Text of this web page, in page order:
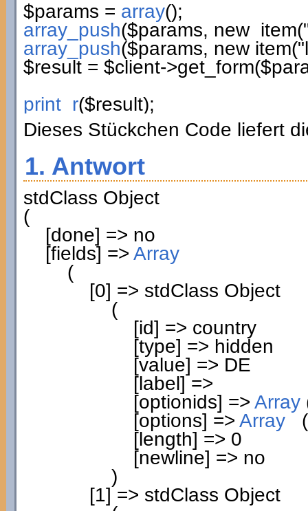
$params = array();
array_push($params, newitem(
array_push($params, newitem(
$result= $client->get_form(
print_r($result);
Dieses Stückchen Code liefert
1. Antwort
stdClass Object
(
[done] => no
[fields] => Array
(
[0] => stdClass Object
(
[id] => country
[type] => hidden
[value] => DE
[label] =>
[optionids] => Array
[options] => Array
(
[length] => 0
[newline] => no
)
[1] => stdClass Object